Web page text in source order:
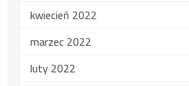
kwiecień 2022
marzec 2022
luty 2022